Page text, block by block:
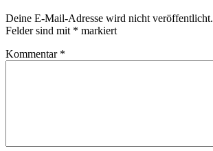
Deine E-Mail-Adresse wird nicht veröffentlicht.
Felder sind mit * markiert
Kommentar *